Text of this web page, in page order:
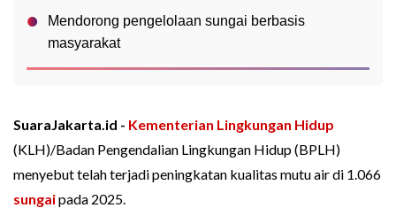
Mendorong pengelolaan sungai berbasis
masyarakat
SuaraJakarta.id - Kementerian Lingkungan Hidup
(KLH)/Badan Pengendalian Lingkungan Hidup (BPLH)
menyebut telah terjadi peningkatan kualitas mutu air di 1.066
sungaipada 2025.